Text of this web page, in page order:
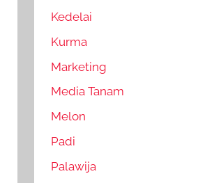
Kedelai
Kurma
Marketing
Media Tanam
Melon
Padi
Palawija